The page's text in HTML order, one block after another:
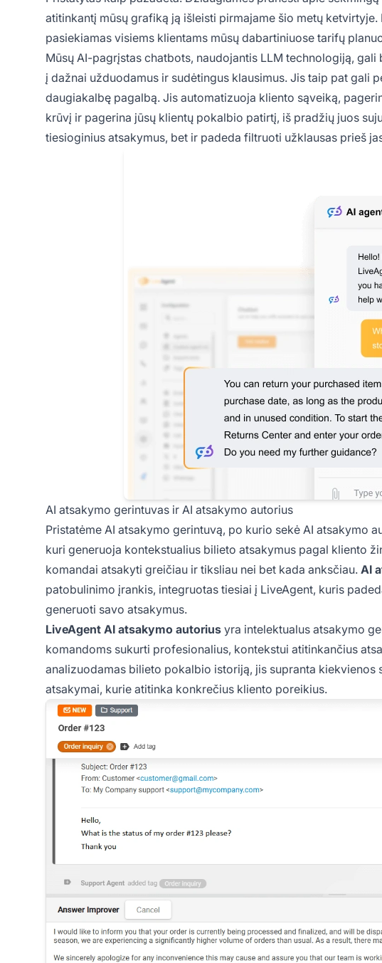
atitinkantį mūsų grafiką ją išleisti pirmajame šio metų
pasiekiamas visiems klientams mūsų dabartiniuose tarifų
Mūsų AI-pagrįstas chatbots, naudojantis LLM technologiją,
į dažnai užduodamus ir sudėtingus klausimus. Jis taip pat gali
daugiakalbę pagalbą. Jis automatizuoja kliento sąveiką,
krūvį ir pagerina jūsų klientų pokalbio patirtį, iš pradžių juos
tiesioginius atsakymus, bet ir padeda filtruoti užklausas prieš
AI atsakymo gerintuvas ir AI atsakymo autorius
Pristatėme AI atsakymo gerintuvą, po kurio sekė AI atsakymo
kuri generuoja kontekstualius bilieto atsakymus pagal kliento
komandai atsakyti greičiau ir tiksliau nei bet kada anksčiau. AI
patobulinimo įrankis, integruotas tiesiai į LiveAgent, kuris
generuoti savo atsakymus.
LiveAgent AI atsakymo autorius yra intelektualus atsakymo
komandoms sukurti profesionalius, kontekstui atitinkančius
analizuodamas bilieto pokalbio istoriją, jis supranta kiekvienos
atsakymai, kurie atitinka konkrečius kliento poreikius.